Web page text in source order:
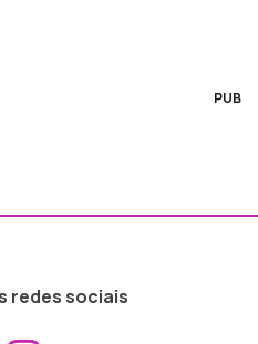
PUB
redes sociais